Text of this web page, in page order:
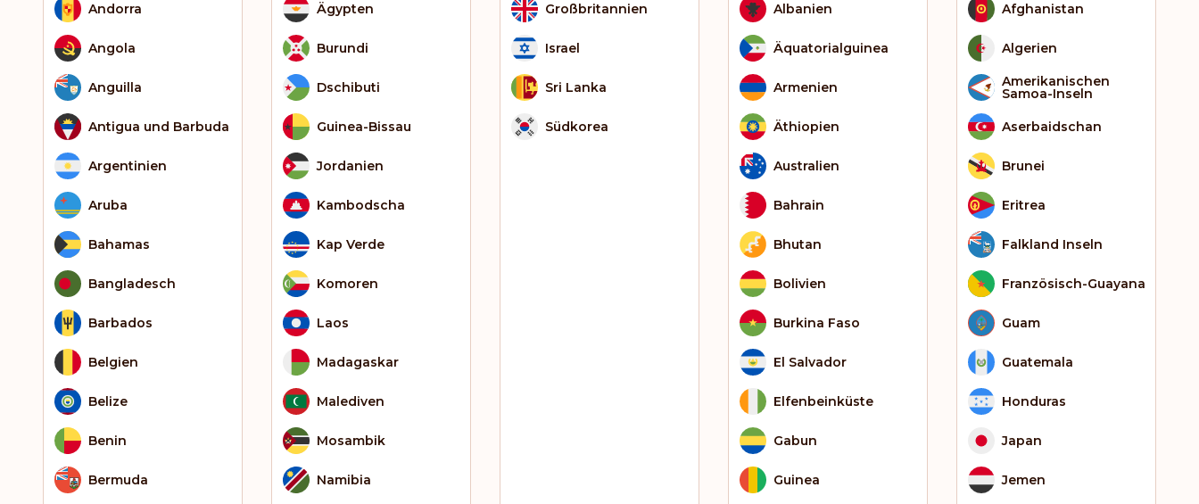
Andorra
Angola
Anguilla
Antigua und Barbuda
Argentinien
Aruba
Bahamas
Bangladesch
Barbados
Belgien
Belize
Benin
Bermuda
Ägypten
Burundi
Dschibuti
Guinea-Bissau
Jordanien
Kambodscha
Kap Verde
Komoren
Laos
Madagaskar
Malediven
Mosambik
Namibia
Großbritannien
Israel
Sri Lanka
Südkorea
Albanien
Äquatorialguinea
Armenien
Äthiopien
Australien
Bahrain
Bhutan
Bolivien
Burkina Faso
El Salvador
Elfenbeinküste
Gabun
Guinea
Afghanistan
Algerien
Amerikanischen
Samoa-Inseln
Aserbaidschan
Brunei
Eritrea
Falkland Inseln
Französisch-Guayana
Guam
Guatemala
Honduras
Japan
Jemen